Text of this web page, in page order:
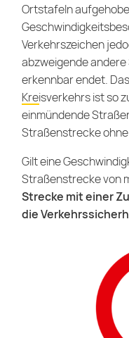
Ortstafeln
Verkehrszeichen
abzweigende
erkennbar endet.
Kreisverkehrsist so
einmündende
Straßenstrecke ohne
Gilt eine
Straßenstrecke von
Strecke mit einer
die